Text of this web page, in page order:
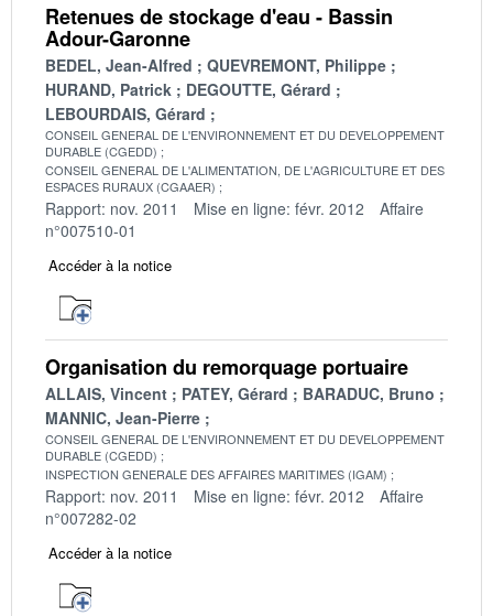
Retenues de stockage d'eau - Bassin
Adour-Garonne
BEDEL, Jean-Alfred
QUEVREMONT, Philippe
HURAND, Patrick
DEGOUTTE, Gérard
LEBOURDAIS, Gérard
CONSEIL GENERAL DE L'ENVIRONNEMENT ET DU DEVELOPPEMENT
DURABLE (CGEDD)
CONSEIL GENERAL DE L'ALIMENTATION, DE L'AGRICULTURE ET DES
ESPACES RURAUX (CGAAER)
Rapport: nov. 2011 Mise en ligne: févr. 2012
Affaire
n°007510-01
Accéder à la notice
Organisation du remorquage portuaire
ALLAIS, Vincent PATEY, Gérard
BARADUC, Bruno
MANNIC, Jean-Pierre
CONSEIL GENERAL DE L'ENVIRONNEMENT ET DU DEVELOPPEMENT
DURABLE (CGEDD)
INSPECTION GENERALE DES AFFAIRES MARITIMES (IGAM)
Rapport: nov. 2011 Mise en ligne: févr. 2012
Affaire
n°007282-02
Accéder à la notice